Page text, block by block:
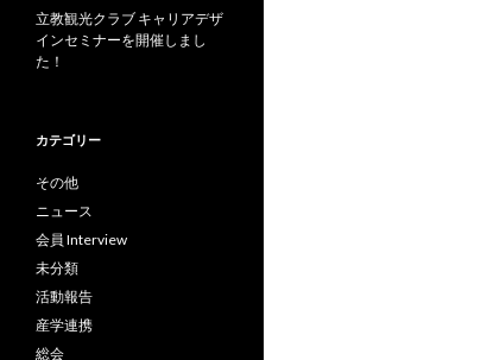
立教観光クラブ キャリアデザ
インセミナーを開催しまし
た！
カテゴリー
その他
ニュース
会員 Interview
未分類
活動報告
産学連携
総会